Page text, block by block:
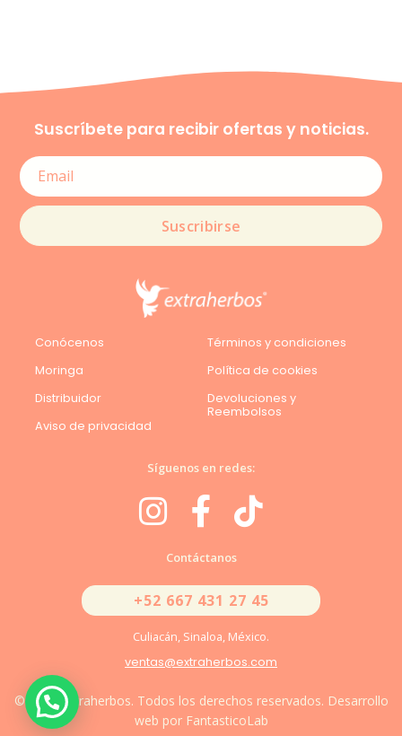
Suscríbete para recibir ofertas y noticias.
Suscribirse
Conócenos
Moringa
Distribuidor
Aviso de privacidad
Términos y condiciones
Política de cookies
Devoluciones y
Reembolsos
Síguenos en redes:
Contáctanos
+52 667 431 27 45
Culiacán, Sinaloa, México.
ventas@extraherbos.com
© 2026 Extraherbos. Todos los derechos reservados. Desarrollo
web por FantasticoLab